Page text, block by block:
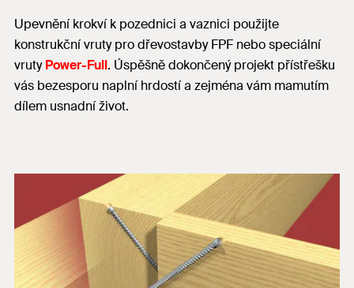
Upevnění krokví k pozednici a vaznici použijte
konstrukční vruty pro dřevostavby FPF nebo speciální
vrutyPower-Full. Úspěšně dokončený projekt přístřešku
vás bezesporu naplní hrdostí a zejména vám mamutím
dílem usnadní život.